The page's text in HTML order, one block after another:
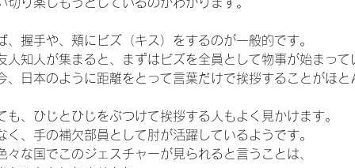
、握手や、頬にビズ（キス）をするのが一般的です。
人知人が集まると、まずはビズを全員として物事が始まって
、日本のように距離をとって言葉だけで挨拶することがほと
も、ひじとひじをぶつけて挨拶する人もよく見かけます。
く、手の補欠部員として肘が活躍しているようです。
々な国でこのジェスチャーが見られると言うことは、